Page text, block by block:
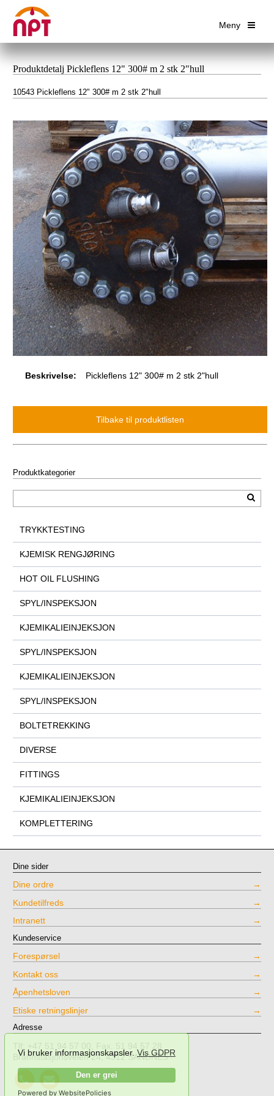
Vi bruker informasjonskapsler.Vis GDPR
Den er grei
Powered by WebsitePolicies
Meny
Produktdetalj Pickleflens 12" 300# m 2 stk 2"hull
10543 Pickleflens 12" 300# m 2 stk 2"hull
Beskrivelse: Pickleflens 12" 300# m 2 stk 2"hull
Produktkategorier
TRYKKTESTING
KJEMISK RENGJØRING
HOT OIL FLUSHING
SPYL/INSPEKSJON
KJEMIKALIEINJEKSJON
SPYL/INSPEKSJON
KJEMIKALIEINJEKSJON
SPYL/INSPEKSJON
BOLTETREKKING
DIVERSE
FITTINGS
KJEMIKALIEINJEKSJON
KOMPLETTERING
Dine sider
Dine ordre
Kundetilfreds
Intranett
Kundeservice
Forespørsel
Kontakt oss
Åpenhetsloven
Etiske retningslinjer
Adresse
Tlf: +47 51 94 57 00, Fax. 51 94 57 28
Brannstasjonsveien 24, 4312 SANDNES
Call
NPT
Send
mail